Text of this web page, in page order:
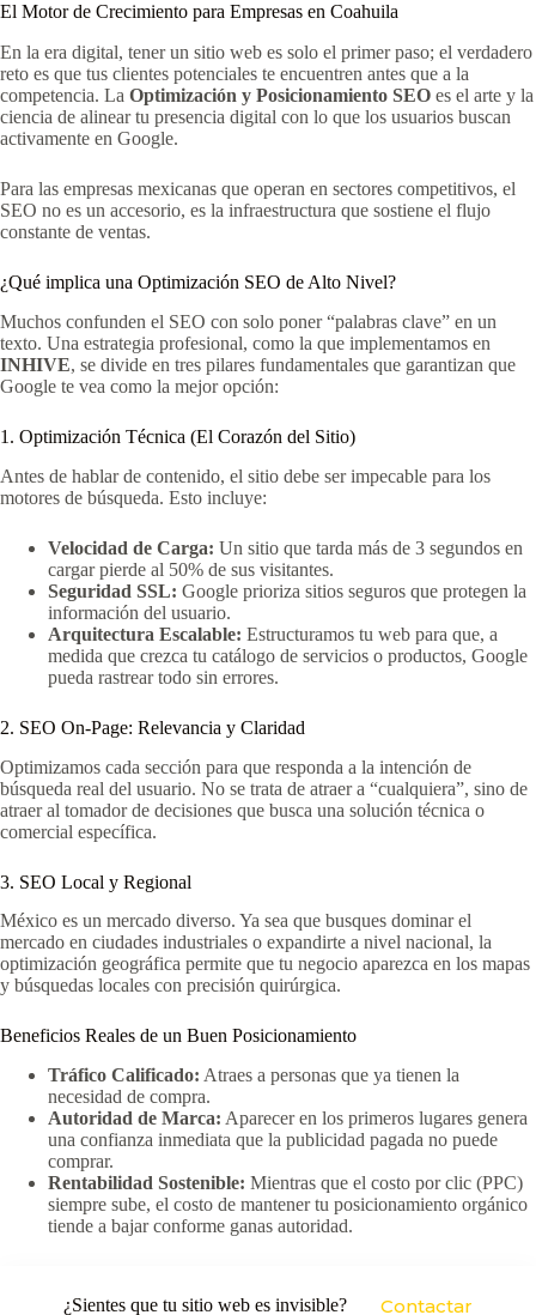
El Motor de Crecimiento para Empresas en Coahuila
En la era digital, tener un sitio web es solo el primer paso; el verdadero
reto es que tus clientes potenciales te encuentren antes que a la
competencia. La Optimización y Posicionamiento SEO es el arte y la
ciencia de alinear tu presencia digital con lo que los usuarios buscan
activamente en Google.
Para las empresas mexicanas que operan en sectores competitivos, el
SEO no es un accesorio, es la infraestructura que sostiene el flujo
constante de ventas.
¿Qué implica una Optimización SEO de Alto Nivel?
Muchos confunden el SEO con solo poner “palabras clave” en un
texto. Una estrategia profesional, como la que implementamos en
INHIVE, se divide en tres pilares fundamentales que garantizan que
Google te vea como la mejor opción:
1. Optimización Técnica (El Corazón del Sitio)
Antes de hablar de contenido, el sitio debe ser impecable para los
motores de búsqueda. Esto incluye:
Velocidad de Carga: Un sitio que tarda más de 3 segundos en
cargar pierde al 50% de sus visitantes.
Seguridad SSL: Google prioriza sitios seguros que protegen la
información del usuario.
Arquitectura Escalable: Estructuramos tu web para que, a
medida que crezca tu catálogo de servicios o productos, Google
pueda rastrear todo sin errores.
2. SEO On-Page: Relevancia y Claridad
Optimizamos cada sección para que responda a la intención de
búsqueda real del usuario. No se trata de atraer a “cualquiera”, sino de
atraer al tomador de decisiones que busca una solución técnica o
comercial específica.
3. SEO Local y Regional
México es un mercado diverso. Ya sea que busques dominar el
mercado en ciudades industriales o expandirte a nivel nacional, la
optimización geográfica permite que tu negocio aparezca en los mapas
y búsquedas locales con precisión quirúrgica.
Beneficios Reales de un Buen Posicionamiento
Tráfico Calificado: Atraes a personas que ya tienen la
necesidad de compra.
Autoridad de Marca: Aparecer en los primeros lugares genera
una confianza inmediata que la publicidad pagada no puede
comprar.
Rentabilidad Sostenible: Mientras que el costo por clic (PPC)
siempre sube, el costo de mantener tu posicionamiento orgánico
tiende a bajar conforme ganas autoridad.
¿Sientes que tu sitio web es invisible? Contactar